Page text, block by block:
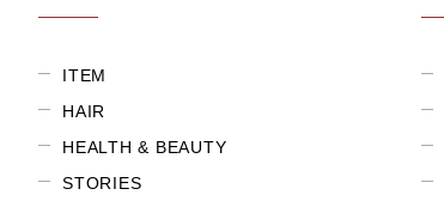
ITEM
HAIR
HEALTH & BEAUTY
STORIES